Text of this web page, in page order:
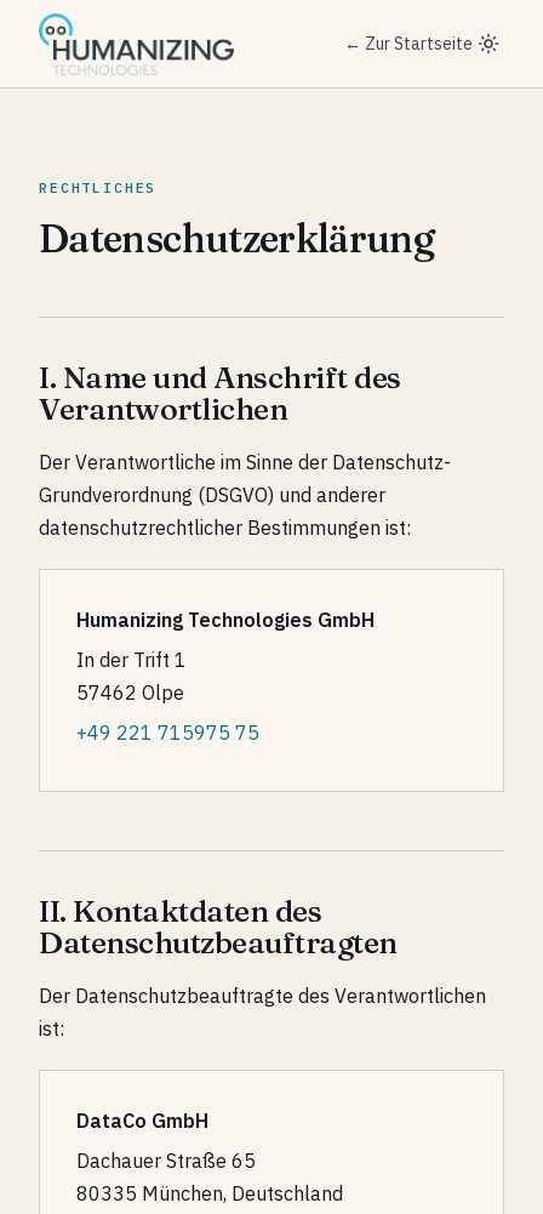
← Zur Startseite
RECHTLICHES
Datenschutzerklärung
I. Name und Anschrift des
Verantwortlichen
Der Verantwortliche im Sinne der Datenschutz-
Grundverordnung (DSGVO) und anderer
datenschutzrechtlicher Bestimmungen ist:
Humanizing Technologies GmbH
In der Trift 1
57462 Olpe
+49 221 715975 75
II. Kontaktdaten des
Datenschutzbeauftragten
Der Datenschutzbeauftragte des Verantwortlichen
ist:
DataCo GmbH
Dachauer Straße 65
80335 München, Deutschland